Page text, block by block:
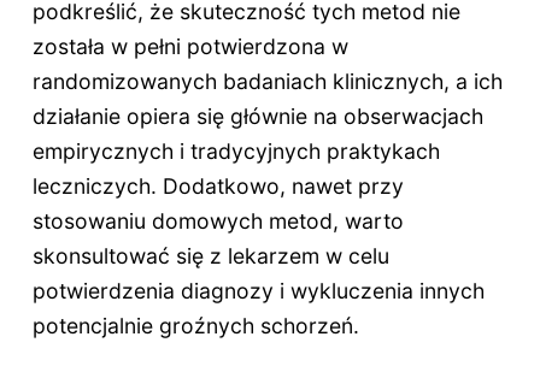
podkreślić, że skuteczność tych metod nie
została w pełni potwierdzona w
randomizowanych badaniach klinicznych, a ich
działanie opiera się głównie na obserwacjach
empirycznych i tradycyjnych praktykach
leczniczych. Dodatkowo, nawet przy
stosowaniu domowych metod, warto
skonsultować się z lekarzem w celu
potwierdzenia diagnozy i wykluczenia innych
potencjalnie groźnych schorzeń.